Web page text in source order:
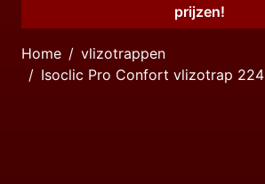
prijzen!
Home
vlizotrappen
Isoclic Pro Confort vlizotrap 224